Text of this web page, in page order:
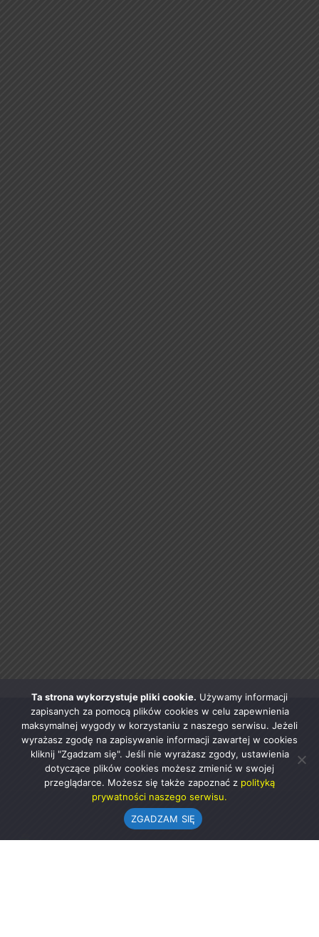
Ta strona wykorzystuje pliki cookie. Używamy informacji
zapisanych za pomocą plików cookies w celu zapewnienia
maksymalnej wygody w korzystaniu z naszego serwisu. Jeżeli
wyrażasz zgodę na zapisywanie informacji zawartej w cookies
kliknij "Zgadzam się". Jeśli nie wyrażasz zgody, ustawienia
dotyczące plików cookies możesz zmienić w swojej
przeglądarce. Możesz się także zapoznać z polityką
prywatności naszego serwisu.
ZGADZAM SIĘ